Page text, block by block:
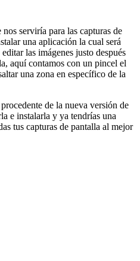
serviría para las capturas de
una aplicación la cual será
las imágenes justo después
aquí contamos con un pincel el
una zona en específico de la
de la nueva versión de
e instalarla y ya tendrías una
tus capturas de pantalla al mejor